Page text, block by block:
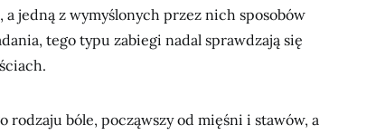
jedną z wymyślonych przez nich sposobów
tego typu zabiegi nadal sprawdzają się
bóle, począwszy od mięśni i stawów, a